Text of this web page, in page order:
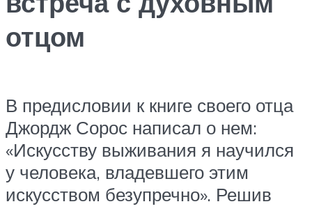
отцом
В предисловии к книге своего отца
Джордж Сорос написал о нем:
«Искусству выживания я научился
у человека, владевшего этим
искусством безупречно». Решив